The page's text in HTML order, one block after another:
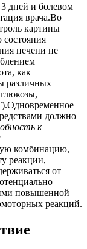
дней и болевом
врача.Во
картины
печени не
как
различных
должно
к
комбинацию,
реакции,
от
повышенной
реакций.